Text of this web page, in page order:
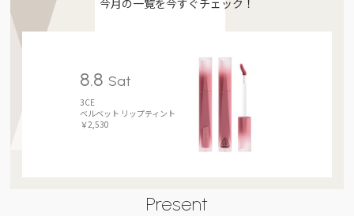
8.8 Sat
3CE
ベルベット リップティント
￥2,530
Present